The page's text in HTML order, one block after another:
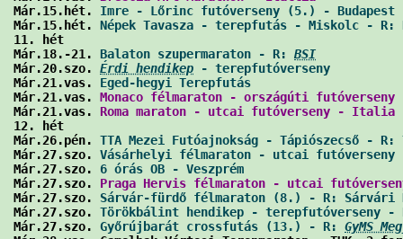
Már.15.hét. Imre - Lőrinc futóverseny (5.) - Budapest
Már.15.hét. Népek Tavasza - terepfutás - Miskolc - R:
11. hét
Már.18.-21. Balaton szupermaraton - R: BSI
Már.20.szo. Érdi hendikep - terepfutóverseny
Már.21.vas. Eged-hegyi Terepfutás
Már.21.vas. Monaco félmaraton - országúti futóverseny
Már.21.vas. Roma maraton - utcai futóverseny - Italia
12. hét
Már.26.pén. TTA Mezei Futóajnokság - Tápiószecső - R:
Már.27.szo. Vásárhelyi félmaraton - utcai futóverseny
Már.27.szo. 6 órás OB - Veszprém
Már.27.szo. Praga Hervis félmaraton - utcai
Már.27.szo. Sárvár-fürdő félmaraton (8.) - R: Sárvári
Már.27.szo. Törökbálint hendikep - terepfutóverseny
Már.27.szo. Győrújbarát crossfutás (13.) - R: GyMS